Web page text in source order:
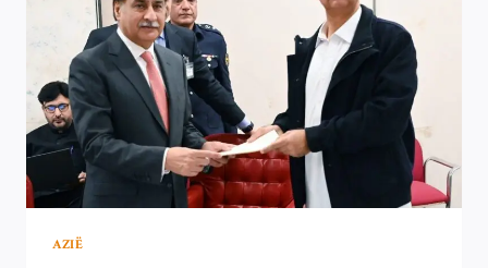
TERUGTREKT
UIT
ONDERHANDELINGEN
AZIË